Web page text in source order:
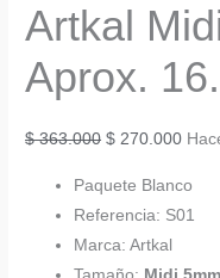
Artkal
Aprox.
$363.000 El
$ 270.000El
Paquete Blanco
Referencia: S01
Marca: Artkal